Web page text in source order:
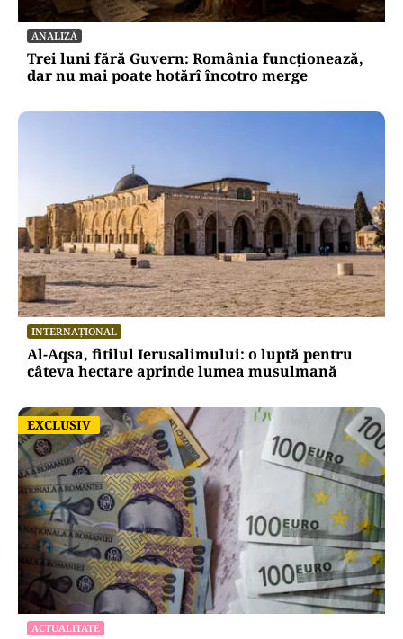
ANALIZĂ
Trei luni fără Guvern: România funcționează,
dar nu mai poate hotărî încotro merge
INTERNAȚIONAL
Al-Aqsa, fitilul Ierusalimului: o luptă pentru
câteva hectare aprinde lumea musulmană
EXCLUSIV
EXCLUSIV
ACTUALITATE